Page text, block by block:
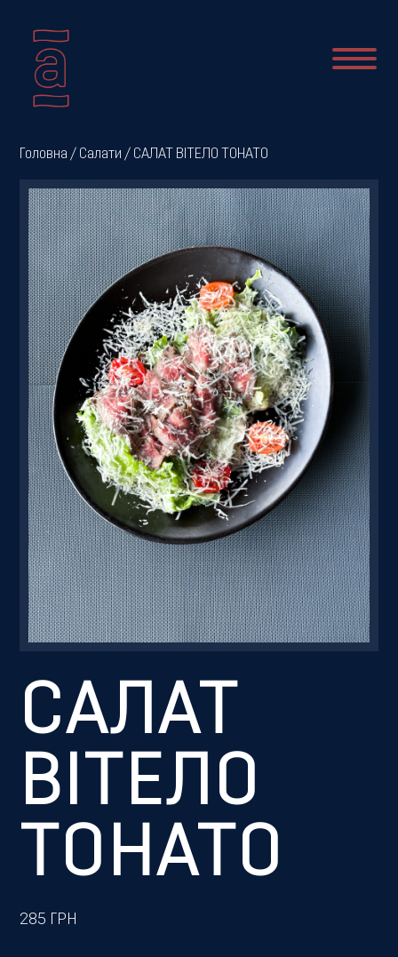
Про
нас
Новини
Меню
Галерея
Резервація
Головна / Салати / САЛАТ ВІТЕЛО ТОНАТО
САЛАТ
ВІТЕЛО
ТОНАТО
285 ГРН